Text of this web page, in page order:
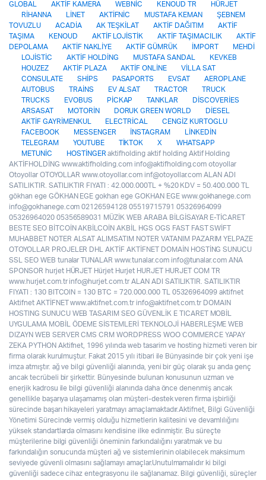
GLOBAL
AKTİF KAMERA WEBNİC KENOUD TR
HÜRJET
RİHANNA
LİNET AKTİFNİC MUSTAFA KEMAN
ŞEBNEM
TOVUZLU
ACADİA AK TEŞKİLAT AKTİF DAĞITIM
AKTİF
TAŞIMA
KENOUD AKTİF LOJİSTİK AKTİF TAŞIMACILIK
AKTİF
DEPOLAMA
AKTİF NAKLİYE AKTİF GÜMRÜK İMPORT
MEHDİ
LOJİSTİC
AKTİF HOLDİNG MUSTAFA SANDAL
KEVKEB
HOUZEZ
AKTİF PLAZA AKTİF ONLİNE
VİLLA SAT
CONSULATE
SHİPS PASAPORTS EVSAT
AEROPLANE
AUTOBUS
TRAİNS EV ALSAT TRACTOR
TRUCK
TRUCKS
EVOBUS PİCKAP TANKLAR
DİSCOVERİES
ARSASAT
MOTORİN DORUK GREEN WORLD
DİESEL
AKTİF GAYRİMENKUL
ELECTRİCAL
CENGİZ KURTOGLU
FACEBOOK
MESSENGER İNSTAGRAM
LİNKEDİN
TELEGRAM
YOUTUBE TİKTOK X
WHATSAPP
METUNİC
HOSTİNGER aktifholding aktif holding Aktif Holding
AKTİFHOLDİNG www.aktifholding.com info@aktifholding.com otoyollar
Otoyollar OTOYOLLAR www.otoyollar.com inf@otoyollar.com ALAN ADI
SATILIKTIR. SATILIKTIR FIYATI : 42.000.000TL + %20 KDV = 50.400.000 TL
gökhan ege GÖKHAN EGE gokhan ege GOKHAN EGE www.gokhanege.com
info@gokhanege.com 02126594128 05519715791 05326964099
05326964020 05356589031 MÜZİK WEB ARABA BİLGİSAYAR E-TİCARET
BESTE SEO BİTCOİN AKBİLCOİN AKBİL HGS OGS FAST FAST SWİFT
MUHABBET NOTER ALSAT ALIMSATIM NOTER VATANIM PAZARIM YELPAZE
OTOYOLLAR PROJELER DHL AKTİF AKTİFNET DOMAİN HOSTİNG SUNUCU
SSL SEO WEB tunalar TUNALAR www.tunalar.com info@tunalar.com ANA
SPONSOR hurjet HÜRJET Hürjet Hurjet HURJET HURJET COM TR
www.hurjet.com.tr info@hurjet.com.tr ALAN ADI SATILIKTIR. SATILIKTIR
FIYATI : 130 BITCOIN = 130 BTC = 720.000.000 TL 05326964099 aktifnet
Aktifnet AKTİFNET www.aktifnet.com.tr info@aktifnet.com.tr DOMAIN
HOSTING SUNUCU WEB TASARIM SEO GÜVENLİK E TICARET MOBİL
UYGULAMA MOBİL ÖDEME SİSTEMLERİ TEKNOLOJİ HABERLEŞME WEB
DIZAYN WEB SERVER CMS CRM WORDPRESS WOO COMMERCE YAPAY
ZEKA PYTHON Aktifnet, 1996 yılında web tasarim ve hosting hizmeti veren bir
firma olarak kurulmuştur. Fakat 2015 yılı itibari ile Bünyasinde bir çok yeni işe
imza atmıştır. ağ ve bilgi güvenliği alanında, yeni bir güç olarak şu anda genç
ancak tecrübeli bir şirkettir. Bünyesinde bulunan konusunun uzman ve
enerjik kadrosu ile bilgi güvenliği alanında daha önce denenmiş ancak
genellikle başarıya ulaşamamış olan müşteri-destek veren firma işbirliği
sürecinde başarı hikayeleri yaratmayı amaçlamaktadır.Aktifnet, Bilgi Güvenliği
Yönetimi Sürecinde vermiş olduğu hizmetlerin kalitesini ve devamlılığını
yüksek standartlarda olmasını kendisine ilke edinmiştir. Bu süreçte
müşterilerine bilgi güvenliği öneminin farkındalığını yaratmak ve bu
farkındalığın sonucunda müşteri ağ ve sistemlerinin olabilecek maksimum
seviyede güvenli olmasını sağlamayı amaçlar.Unutulmamalıdır ki bilgi
güvenliği sadece cihaz entegrasyonu ile sağlanamaz. Bilgi güvenliği, süreçler